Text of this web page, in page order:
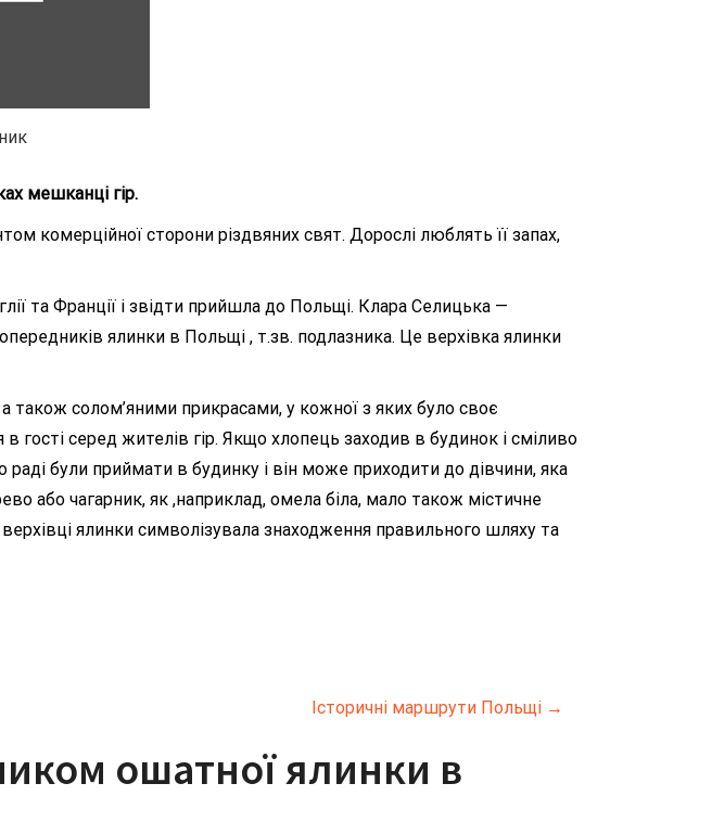
мешканці гір.
комерційної сторони різдвяних свят. Дорослі люблять її запах,
та Франції і звідти прийшла до Польщі. Клара Селицька —
ялинки в Польщі , т.зв. подлазника. Це верхівка ялинки
також солом’яними прикрасами, у кожної з яких було своє
гості серед жителів гір. Якщо хлопець заходив в будинок і сміливо
були приймати в будинку і він може приходити до дівчини, яка
або чагарник, як ,наприклад, омела біла, мало також містичне
ялинки символізувала знаходження правильного шляху та
Історичні маршрути Польщі →
ошатної ялинки в